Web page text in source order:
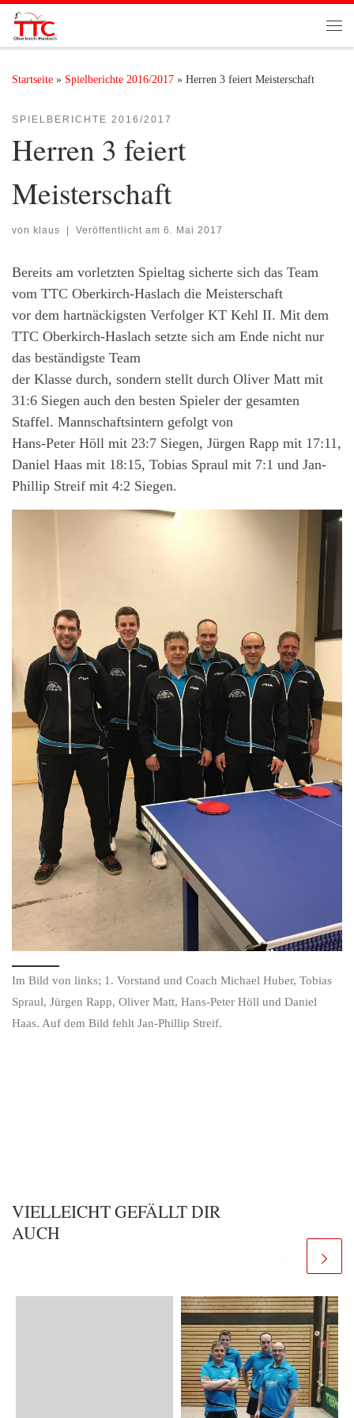
Zum Inhalt springen
Startseite » Spielberichte 2016/2017 » Herren 3 feiert Meisterschaft
SPIELBERICHTE 2016/2017
Herren 3 feiert
Meisterschaft
von klaus Veröffentlicht am 6. Mai 2017
Bereits am vorletzten Spieltag sicherte sich das Team
vom TTC Oberkirch-Haslach die Meisterschaft
vor dem hartnäckigsten Verfolger KT Kehl II. Mit dem
TTC Oberkirch-Haslach setzte sich am Ende nicht nur
das beständigste Team
der Klasse durch, sondern stellt durch Oliver Matt mit
31:6 Siegen auch den besten Spieler der gesamten
Staffel. Mannschaftsintern gefolgt von
Hans-Peter Höll mit 23:7 Siegen, Jürgen Rapp mit 17:11,
Daniel Haas mit 18:15, Tobias Spraul mit 7:1 und Jan-
Phillip Streif mit 4:2 Siegen.
Im Bild von links; 1. Vorstand und Coach Michael Huber, Tobias
Spraul, Jürgen Rapp, Oliver Matt, Hans-Peter Höll und Daniel
Haas. Auf dem Bild fehlt Jan-Phillip Streif.
VIELLEICHT GEFÄLLT DIR
AUCH